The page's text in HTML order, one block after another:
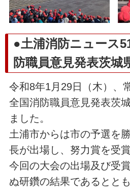
●土浦消防ニュース
防職員意見発表茨城
令和8年1月29日（木）、
全国消防職員意見発表茨
ました。
土浦市からは市の予選を
長が出場し、努力賞を受賞
今回の大会の出場及び受
ぬ研鑽の結果であるとと